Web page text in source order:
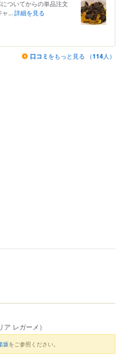
ついてからの単品注文
... 詳細を見る
口コミ をもっと見る （114人）
レガーメ）
坂をご参照ください。